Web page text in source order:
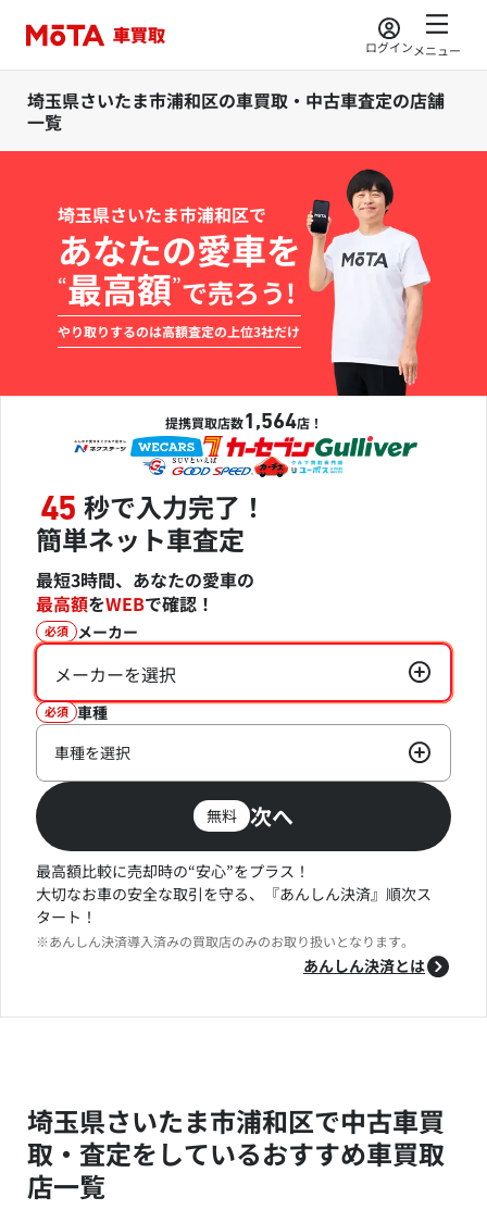
ログインメニュー
埼玉県さいたま市浦和区の車買取・中古車査定の店舗
一覧
埼玉県さいたま市浦和区で
あなたの愛車を
“最高額”で売ろう!
やり取りするのは高額査定の上位3社だけ
提携買取店数1,564店！
45 秒で入力完了！
簡単ネット車査定
最短3時間、あなたの愛車の
最高額をWEBで確認！
必須 メーカー
メーカーを選択
必須 車種
車種を選択
無料 次へ
最高額比較に売却時の“安心”をプラス！
大切なお車の安全な取引を守る、『あんしん決済』順次ス
タート！
※あんしん決済導入済みの買取店のみのお取り扱いとなります。
あんしん決済とは
埼玉県さいたま市浦和区で中古車買
取・査定をしているおすすめ車買取
店一覧